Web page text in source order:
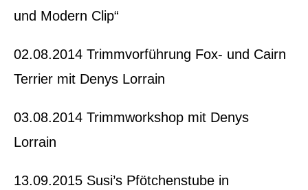
und Modern Clip“
02.08.2014 Trimmvorführung Fox- und Cairn
Terrier mit Denys Lorrain
03.08.2014 Trimmworkshop mit Denys
Lorrain
13.09.2015 Susi’s Pfötchenstube in